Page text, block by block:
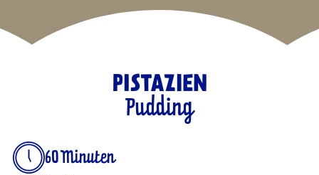
PISTAZIEN
Pudding
60 Minuten